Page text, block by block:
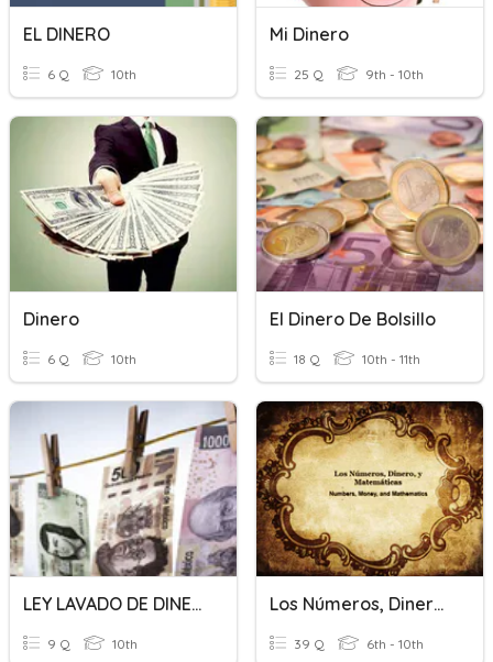
EL DINERO
6 Q 10th
Mi Dinero
25 Q 9th - 10th
Dinero
6 Q 10th
El Dinero De Bolsillo
18 Q 10th - 11th
LEY LAVADO DE DINERO
9 Q 10th
Los Números, Dinero, Y Matemáticas
39 Q 6th - 10th